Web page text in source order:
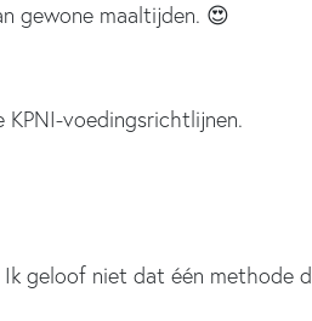
gewone maaltijden. 😍
voedingsrichtlijnen.
geloof niet dat één methode